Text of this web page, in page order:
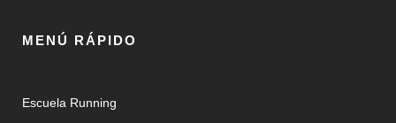
MENÚ RÁPIDO
Escuela Running